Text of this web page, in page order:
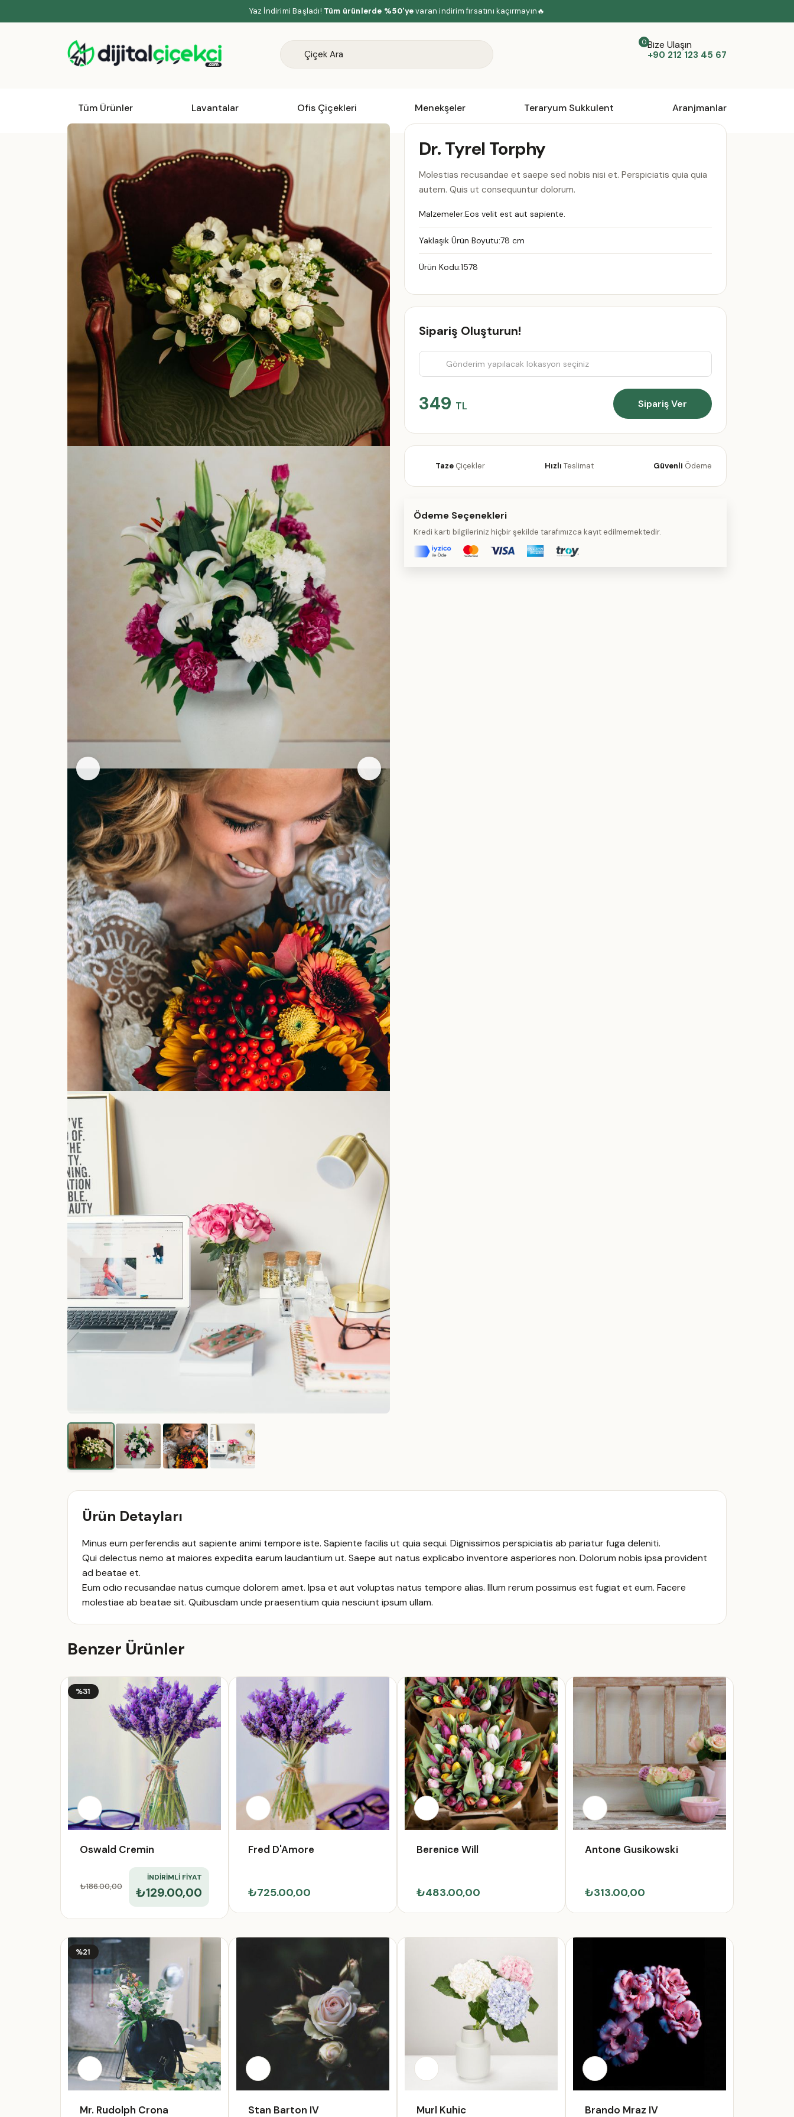
Yaz İndirimi Başladı! Tüm ürünlerde %50'yevaran indirim fırsatını kaçırmayın🔥
Bize Ulaşın
+90 212 123 45 67
Tüm Ürünler Lavantalar Ofis Çiçekleri Menekşeler Teraryum Sukkulent Aranjmanlar
Dr. Tyrel Torphy
Molestias recusandae et saepe sed nobis nisi et. Perspiciatis quia quia
autem. Quis ut consequuntur dolorum.
Malzemeler:Eos velit est aut sapiente.
Yaklaşık Ürün Boyutu:78 cm
Ürün Kodu:1578
Sipariş Oluşturun!
349 TL Sipariş Ver
TazeÇiçekler Hızlı Teslimat Güvenli Ödeme
Ödeme Seçenekleri
Kredi kartı bilgileriniz hiçbir şekilde tarafımızca kayıt edilmemektedir.
Ürün Detayları
Minus eum perferendis aut sapiente animi tempore iste. Sapiente facilis ut quia sequi. Dignissimos perspiciatis ab pariatur fuga deleniti.
Qui delectus nemo at maiores expedita earum laudantium ut. Saepe aut natus explicabo inventore asperiores non. Dolorum nobis ipsa provident
ad beatae et.
Eum odio recusandae natus cumque dolorem amet. Ipsa et aut voluptas natus tempore alias. Illum rerum possimus est fugiat et eum. Facere
molestiae ab beatae sit. Quibusdam unde praesentium quia nesciunt ipsum ullam.
Benzer Ürünler
%31
Oswald Cremin
₺186.00,00
İNDİRİMLİ FİYAT
₺129.00,00
Fred D'Amore
₺725.00,00
Berenice Will
₺483.00,00
Antone Gusikowski
₺313.00,00
%21
Mr. Rudolph Crona Stan Barton IV Murl Kuhic Brando Mraz IV